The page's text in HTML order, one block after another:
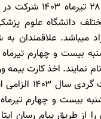
زمان: پنج شنبه ۲۸
دانشگاه علوم
میباشد. علاقمندان
بیست و چهارم
ثبت نام نمایند. اخذ
کوهنوردی یا
بیست و چهارم
از طریق پیام رسان